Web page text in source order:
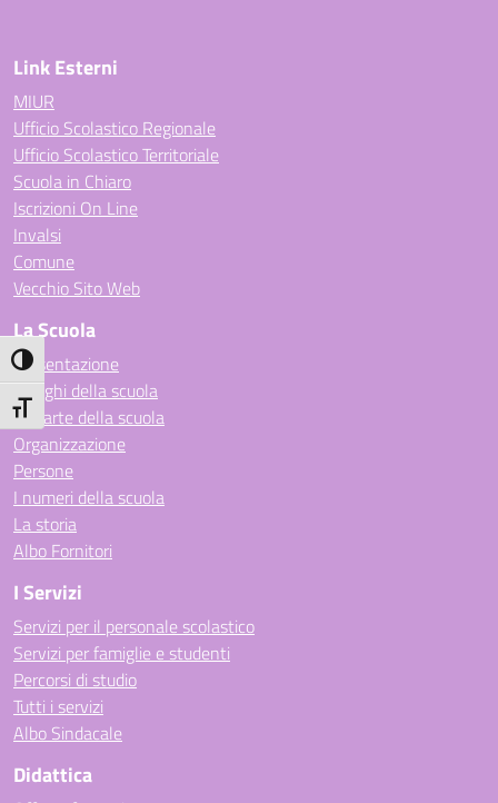
Attiva/disattiva alto contrasto
Attiva/disattiva dimensione testo
Link Esterni
MIUR
Ufficio Scolastico Regionale
Ufficio Scolastico Territoriale
Scuola in Chiaro
Iscrizioni On Line
Invalsi
Comune
Vecchio Sito Web
La Scuola
Presentazione
I luoghi della scuola
Le carte della scuola
Organizzazione
Persone
I numeri della scuola
La storia
Albo Fornitori
I Servizi
Servizi per il personale scolastico
Servizi per famiglie e studenti
Percorsi di studio
Tutti i servizi
Albo Sindacale
Didattica